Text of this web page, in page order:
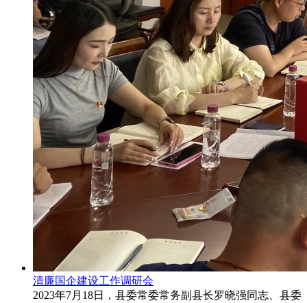
清廉国企建设工作调研会
2023年7月18日，县委常委常务副县长罗晓强同志、县委